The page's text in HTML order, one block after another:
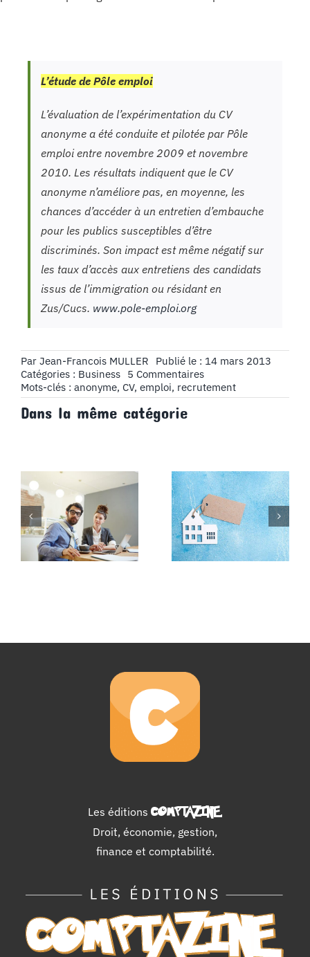
L’étude de Pôle emploi
L’évaluation de l’expérimentation du CV
anonyme a été conduite et pilotée par Pôle
emploi entre novembre 2009 et novembre
2010. Les résultats indiquent que le CV
anonyme n’améliore pas, en moyenne, les
chances d’accéder à un entretien d’embauche
pour les publics susceptibles d’être
discriminés. Son impact est même négatif sur
les taux d’accès aux entretiens des candidats
issus de l’immigration ou résidant en
Zus/Cucs. www.pole-emploi.org
Par Jean-Francois MULLER
Publié le : 14 mars 2013
Catégories : Business 5 Commentaireson
Le
CV
Mots-clés : anonyme, CV, emploi, recrutement
Dans la même catégorie
Compte
courant
d’associé :
et fiscalité
La location de
énergivores
en 2023
Les éditions COMPTAZINE.
Droit, économie, gestion,
finance et comptabilité.